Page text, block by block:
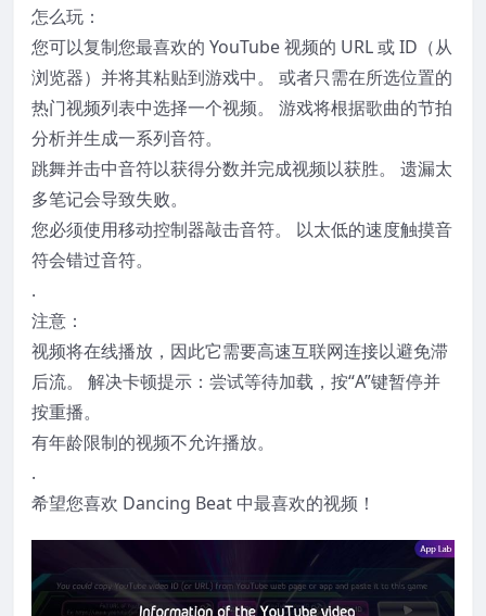
怎么玩：
您可以复制您最喜欢的 YouTube 视频的 URL 或 ID（从
浏览器）并将其粘贴到游戏中。 或者只需在所选位置的
热门视频列表中选择一个视频。 游戏将根据歌曲的节拍
分析并生成一系列音符。
跳舞并击中音符以获得分数并完成视频以获胜。 遗漏太
多笔记会导致失败。
您必须使用移动控制器敲击音符。 以太低的速度触摸音
符会错过音符。
.
注意：
视频将在线播放，因此它需要高速互联网连接以避免滞
后流。 解决卡顿提示：尝试等待加载，按“A”键暂停并
按重播。
有年龄限制的视频不允许播放。
.
希望您喜欢 Dancing Beat 中最喜欢的视频！